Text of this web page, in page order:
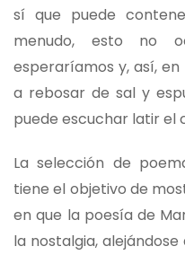
sí que puede
menudo, esto no
esperaríamos y, así,
a rebosar de sal y
puede escuchar latir el
La selección de
tiene el objetivo de
en que la poesía de
la nostalgia,